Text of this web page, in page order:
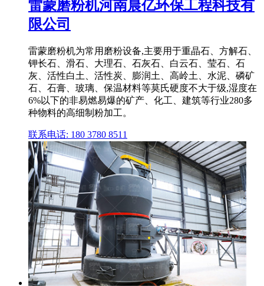
雷蒙磨粉机河南晨亿环保工程科技有
限公司
雷蒙磨粉机为常用磨粉设备,主要用于重晶石、方解石、
钾长石、滑石、大理石、石灰石、白云石、莹石、石
灰、活性白土、活性炭、膨润土、高岭土、水泥、磷矿
石、石膏、玻璃、保温材料等莫氏硬度不大于级,湿度在
6%以下的非易燃易爆的矿产、化工、建筑等行业280多
种物料的高细制粉加工。
联系电话: 180 3780 8511